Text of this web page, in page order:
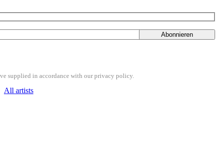
supplied in accordance with our privacy policy.
All artists